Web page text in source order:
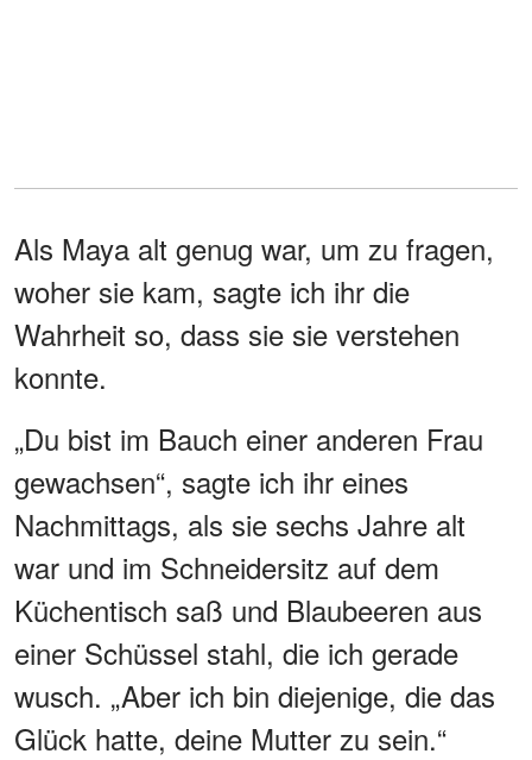
Als Maya alt genug war, um zu fragen,
woher sie kam, sagte ich ihr die
Wahrheit so, dass sie sie verstehen
konnte.
„Du bist im Bauch einer anderen Frau
gewachsen“, sagte ich ihr eines
Nachmittags, als sie sechs Jahre alt
war und im Schneidersitz auf dem
Küchentisch saß und Blaubeeren aus
einer Schüssel stahl, die ich gerade
wusch. „Aber ich bin diejenige, die das
Glück hatte, deine Mutter zu sein.“